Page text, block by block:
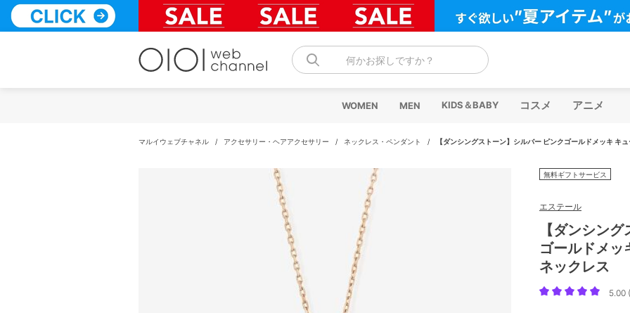
テ
何かお探しですか？
WOMEN MEN KIDS＆BABY コスメ アニメ
マルイウェブチャネル / アクセサリー・ヘアアクセサリー / ネックレス・ペンダント / 【ダンシングストーン】シルバー ピンクゴールドメッキ キ
無料ギフトサービス
エステール
【ダンシン
ゴールドメッ
ネックレス
5.00 (